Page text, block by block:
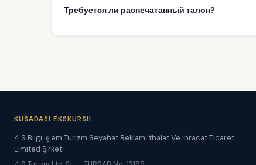
Требуется ли распечатанный талон?
KUSADASI EKSKURSII
4 S Bilgi İşlem Turizm Seyahat Reklam İthalat Ve İhracat Ticaret
Limited Şirketi